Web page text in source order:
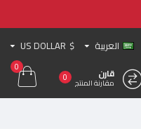
العربية $
US DOLLAR
قارن
مقارنة المنتج 0
0